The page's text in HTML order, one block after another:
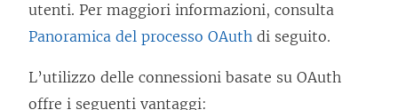
utenti. Per maggiori informazioni, consulta
Panoramica del processo OAuth di seguito.
L’utilizzo delle connessioni basate su OAuth
offre i seguenti vantaggi: